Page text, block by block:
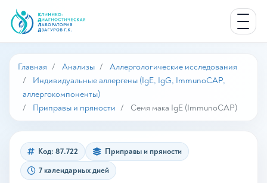
Главная Анализы
Аллергологические исследования
Индивидуальные аллергены (IgE, IgG, ImmunoCAP,
аллергокомпоненты)
Приправы и пряности
Семя мака IgE (ImmunoCAP)
Код: 87.722
Приправы и пряности
7 календарных дней